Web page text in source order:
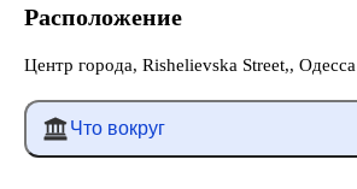
Расположение
Центр города, Rishelievska Street,, Одесса
Что вокруг